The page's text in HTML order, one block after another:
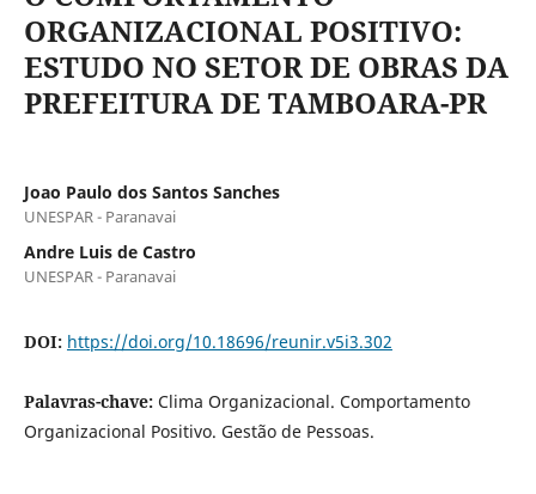
ORGANIZACIONAL POSITIVO:
ESTUDO NO SETOR DE OBRAS DA
PREFEITURA DE TAMBOARA-PR
Joao Paulo dos Santos Sanches
UNESPAR - Paranavai
Andre Luis de Castro
UNESPAR - Paranavai
DOI: https://doi.org/10.18696/reunir.v5i3.302
Palavras-chave: Clima Organizacional. Comportamento
Organizacional Positivo. Gestão de Pessoas.